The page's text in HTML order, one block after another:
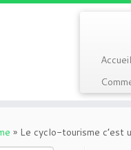
Accueil
» Le cyclo-tourisme c’est